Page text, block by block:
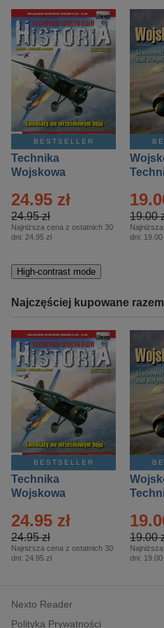
BESTSELLER
Technika
Wojskowa
– 2/2026
24.95 zł
24.95 zł
Najniższa cena z ostatnich 30
dni: 24.95 zł
19.00
dni: 19.00
High-contrast mode
Najczęściej kupowane razem
BESTSELLER
Technika
Wojskowa
– 2/2026
24.95 zł
24.95 zł
Najniższa cena z ostatnich 30
dni: 24.95 zł
19.00
dni: 19.00
Nexto Reader
Polityka Prywatności